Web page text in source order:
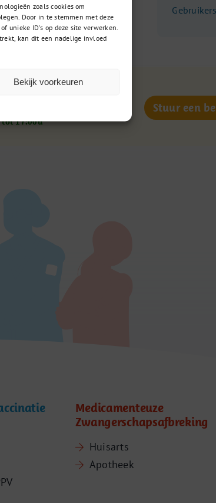
zoals cookies om
Door in te stemmen met deze
unieke ID's op deze site verwerken.
kan dit een nadelige invloed
Bekijk voorkeuren
98 705
bereikbaar
tot 17:00u
Stuur een
Medicamenteuze
Zwangerschapsafbreking
Huisarts
Apotheek